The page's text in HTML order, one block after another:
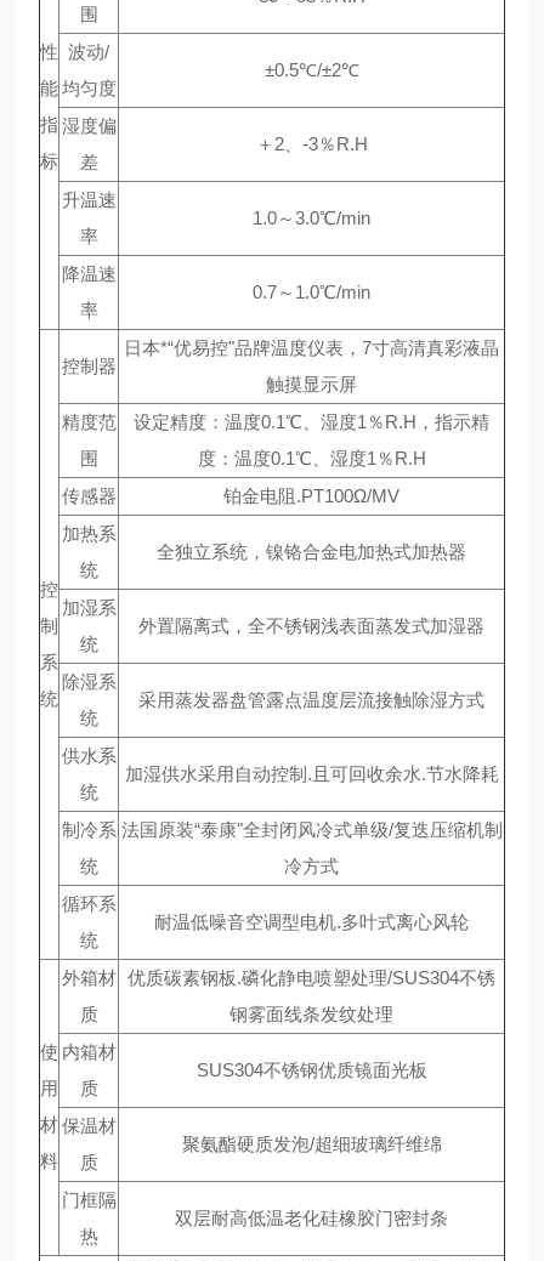
性
能
指
标
围
波动/
均匀度
±0.5℃/±2℃
湿度偏
差
＋2、-3％R.H
升温速
率
1.0～3.0℃/min
降温速
率
0.7～1.0℃/min
控
制
系
统
控制器
日本*“优易控"品牌温度仪表，7寸高清真彩液晶
触摸显示屏
精度范
围
设定精度：温度0.1℃、湿度1％R.H，指示精
度：温度0.1℃、湿度1％R.H
传感器
铂金电阻.PT100Ω/MV
加热系
统
全独立系统，镍铬合金电加热式加热器
加湿系
统
外置隔离式，全不锈钢浅表面蒸发式加湿器
除湿系
统
采用蒸发器盘管露点温度层流接触除湿方式
供水系
统
加湿供水采用自动控制.且可回收余水.节水降耗
制冷系
统
法国原装“泰康"全封闭风冷式单级/复迭压缩机制
冷方式
循环系
统
耐温低噪音空调型电机.多叶式离心风轮
使
用
材
料
外箱材
质
优质碳素钢板.磷化静电喷塑处理/SUS304不锈
钢雾面线条发纹处理
内箱材
质
SUS304不锈钢优质镜面光板
保温材
质
聚氨酯硬质发泡/超细玻璃纤维绵
门框隔
热
双层耐高低温老化硅橡胶门密封条